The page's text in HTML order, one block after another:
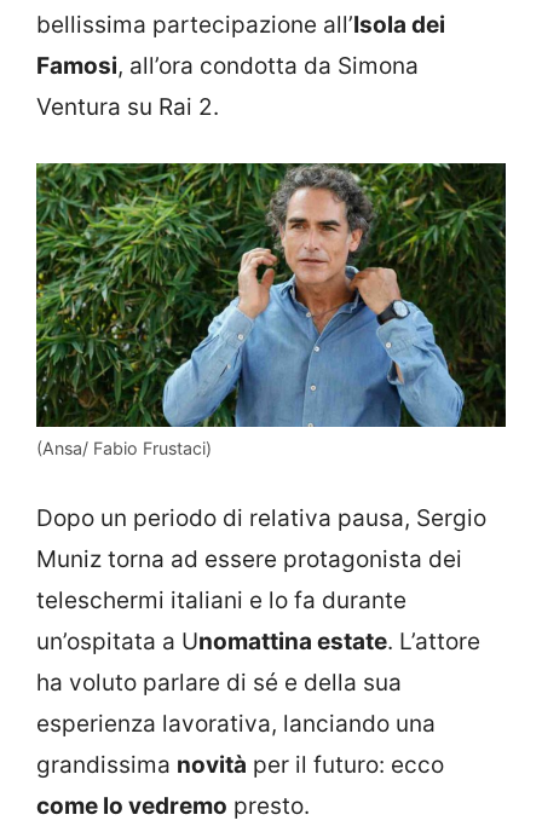
bellissima partecipazione all’Isola dei
Famosi, all’ora condotta da Simona
Ventura su Rai 2.
(Ansa/ Fabio Frustaci)
Dopo un periodo di relativa pausa, Sergio
Muniz torna ad essere protagonista dei
teleschermi italiani e lo fa durante
un’ospitata a Unomattina estate. L’attore
ha voluto parlare di sé e della sua
esperienza lavorativa, lanciando una
grandissima novità per il futuro: ecco
come lo vedremo presto.